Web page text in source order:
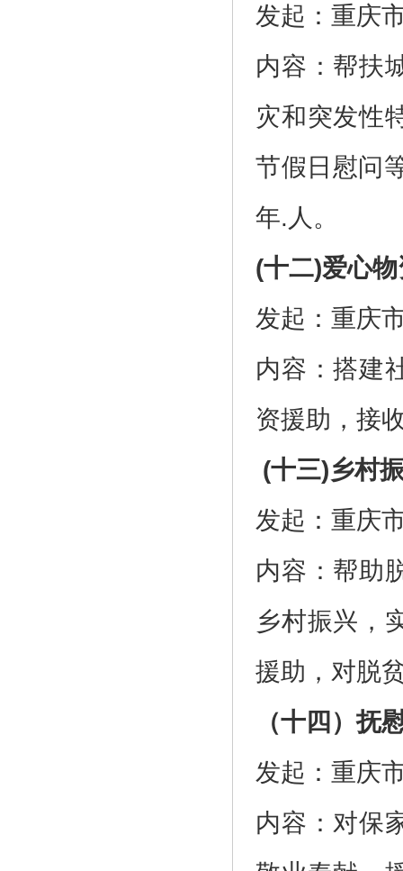
发起：重庆
内容：帮扶
灾和突发性
节假日慰问
年.人。
(十二)爱心
发起：重庆
内容：搭建
资援助，接
(十三)乡村
发起：重庆
内容：帮助
乡村振兴，
援助，对脱
（十四）抚
发起：重庆
内容：对保